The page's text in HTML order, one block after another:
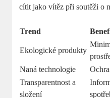
⁣cítit⁤ jako‍ vítěz při⁤ soutěži o
Trend
Ekologické ⁢produkty
Naná technologie
Transparentnost ⁣a
složení